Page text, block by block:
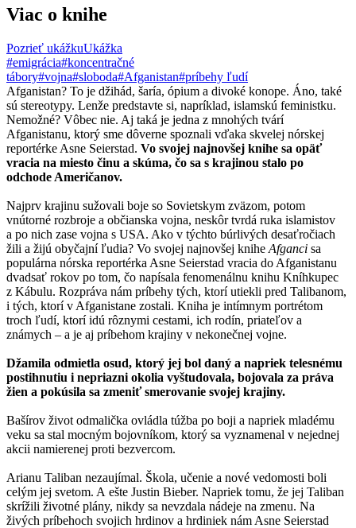
Viac o knihe
Pozrieť ukážkuUkážka
#emigrácia#koncentračné
tábory#vojna#sloboda#Afganistan#príbehy ľudí
Afganistan? To je džihád, šaría, ópium a divoké konope. Áno, také
sú stereotypy. Lenže predstavte si, napríklad, islamskú feministku.
Nemožné? Vôbec nie. Aj taká je jedna z mnohých tvárí
Afganistanu, ktorý sme dôverne spoznali vďaka skvelej nórskej
reportérke Asne Seierstad. Vo svojej najnovšej knihe sa opäť
vracia na miesto činu a skúma, čo sa s krajinou stalo po
odchode Američanov.
Najprv krajinu sužovali boje so Sovietskym zväzom, potom
vnútorné rozbroje a občianska vojna, neskôr tvrdá ruka islamistov
a po nich zase vojna s USA. Ako v týchto búrlivých desaťročiach
žili a žijú obyčajní ľudia? Vo svojej najnovšej knihe Afganci sa
populárna nórska reportérka Asne Seierstad vracia do Afganistanu
dvadsať rokov po tom, čo napísala fenomenálnu knihu Kníhkupec
z Kábulu. Rozpráva nám príbehy tých, ktorí utiekli pred Talibanom,
i tých, ktorí v Afganistane zostali. Kniha je intímnym portrétom
troch ľudí, ktorí idú rôznymi cestami, ich rodín, priateľov a
známych – a je aj príbehom krajiny v nekonečnej vojne.
Džamila odmietla osud, ktorý jej bol daný a napriek telesnému
postihnutiu i nepriazni okolia vyštudovala, bojovala za práva
žien a pokúsila sa zmeniť smerovanie svojej krajiny.
Bašírov život odmalička ovládla túžba po boji a napriek mladému
veku sa stal mocným bojovníkom, ktorý sa vyznamenal v nejednej
akcii namierenej proti bezvercom.
Arianu Taliban nezaujímal. Škola, učenie a nové vedomosti boli
celým jej svetom. A ešte Justin Bieber. Napriek tomu, že jej Taliban
skrížili životné plány, nikdy sa nevzdala nádeje na zmenu. Na
živých príbehoch svojich hrdinov a hrdiniek nám Asne Seierstad